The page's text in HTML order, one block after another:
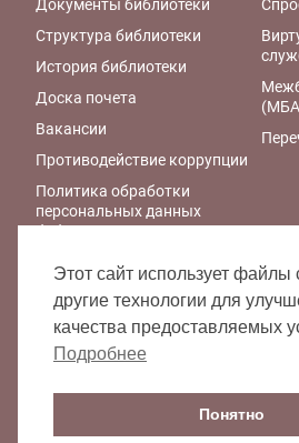
Документы библиотеки
Структура библиотеки
История библиотеки
Доска почета
Вакансии
Противодействие коррупции
Политика обработки
персональных данных
библиотеки
Правила обработки
персональных данных
Политика
конфиденциальности
персональных данных при
библиотеки
Этот сайт использует файлы
другие технологии для
качества предоставляемых
Подробнее
Понятно